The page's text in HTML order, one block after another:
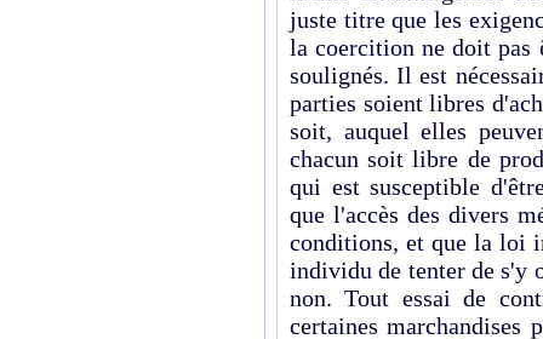
juste titre que les
la coercition ne doit pas
soulignés. Il est
parties soient libres
soit, auquel elles
chacun soit libre de
qui est susceptible
que l'accès des divers
conditions, et que la loi
individu de tenter de s'y
non. Tout essai de
certaines marchandises